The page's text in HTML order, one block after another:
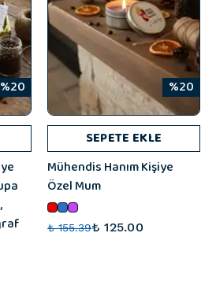
%20 %20
SEPETE EKLE
Mühendis Hanım Kişiye
Özel Mum
₺ 155.39₺ 125.00